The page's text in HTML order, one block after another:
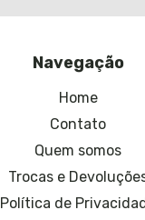
Navegação
Home
Contato
Quem somos
Trocas e
Política de